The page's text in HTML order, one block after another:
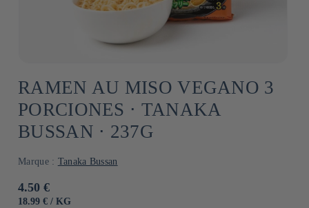
RAMEN AU MISO VEGANO 3
PORCIONES ⋅ TANAKA
BUSSAN ⋅ 237G
Marque : Tanaka Bussan
Precio
habitual
4.50 €
PRECIO
18.99 € / POR
KG